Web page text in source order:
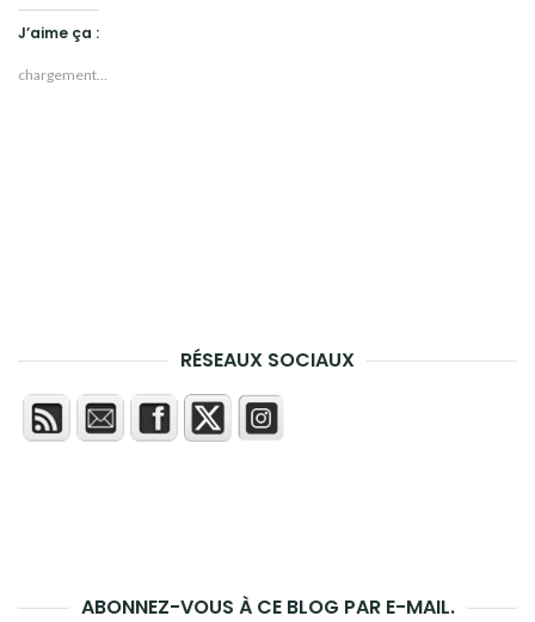
J’aime ça :
chargement…
RÉSEAUX SOCIAUX
ABONNEZ-VOUS À CE BLOG PAR E-MAIL.